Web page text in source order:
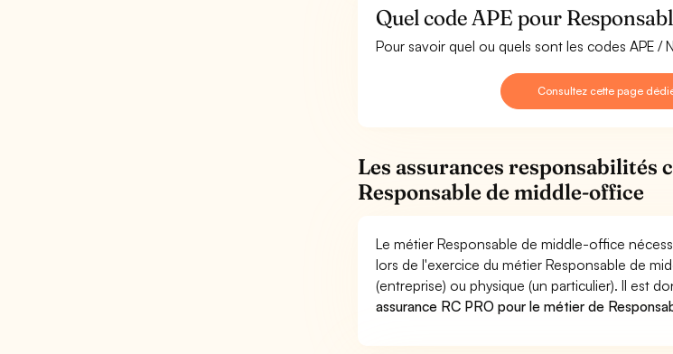
Quel code APE pour
Pour savoir quel ou quels sont les codes APE
Consultez cette page
Les assurances
Responsable de middle-office
Le métier Responsable de middle-office
lors de l'exercice du métier Responsable de
(entreprise) ou physique (un particulier). Il est
assurance RC PRO pour le métier de